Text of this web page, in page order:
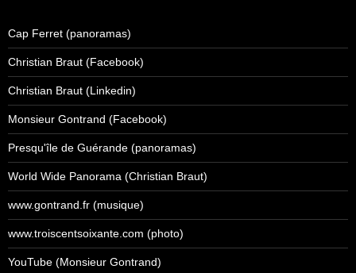
Cap Ferret (panoramas)
Christian Braut (Facebook)
Christian Braut (Linkedin)
Monsieur Gontrand (Facebook)
Presqu'île de Guérande (panoramas)
World Wide Panorama (Christian Braut)
www.gontrand.fr (musique)
www.troiscentsoixante.com (photo)
YouTube (Monsieur Gontrand)